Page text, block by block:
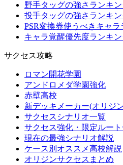
野手タッグの強さランキ
投手タッグの強さランキ
PSR変換券使うべきキャ
キャラ覚醒優先度ランキ
サクセス攻略
ロマン開花学園
アンドロメダ学園強化
赤壁高校
新デッキメーカー(オリジ
サクセスシナリオ一覧
サクセス強化・限定ルー
現在の最強シナリオ解説
ケース別オススメ高校解説
オリジンサクセスまとめ